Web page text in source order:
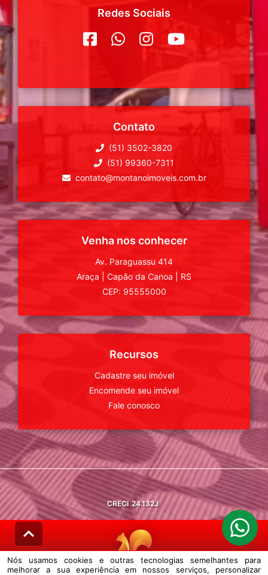
Redes Sociais
Contato
(51) 3502-3820
(51) 99360-7311
contato@montanoimoveis.com.br
Venha nos conhecer
Av. Paraguassu 414
Araça
Capão da Canoa
RS
CEP: 95555000
Recursos
Cadastre seu imóvel
Encomende seu imóvel
Fale conosco
CRECI 24.132J
© DESENVOLVIDO PELAAGIL.NET
Nós usamos cookies e outras tecnologias semelhantes para
melhorar a sua experiência em nossos serviços, personalizar